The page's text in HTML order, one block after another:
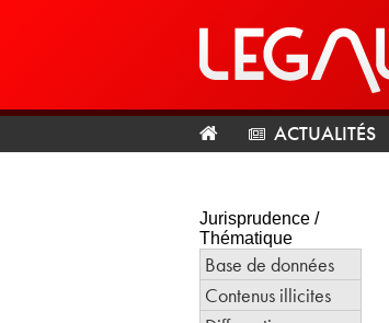
ACTUALITÉS
Jurisprudence /
Thématique
Base de données
Contenus illicites